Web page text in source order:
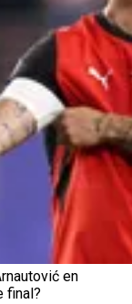
en
final?